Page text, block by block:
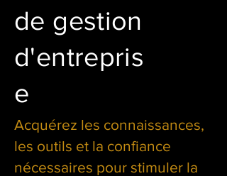
de gestion
d'entrepris
e
Acquérez les connaissances,
les outils et la confiance
nécessaires pour stimuler la